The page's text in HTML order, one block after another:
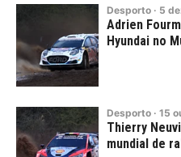
Desporto · 5
Adrien
Hyundai no
Desporto · 15
Thierry
mundial de